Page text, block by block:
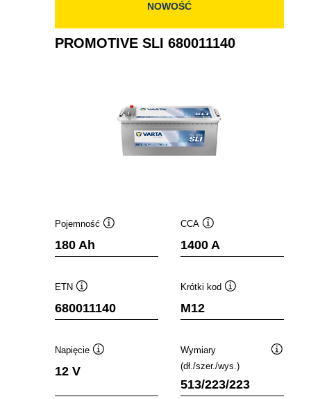
NOWOŚĆ
PROMOTIVE SLI 680011140
Pojemność
180 Ah
CCA
1400 A
ETN
680011140
Krótki kod
M12
Napięcie
12 V
Wymiary
(dł./szer./wys.)
513/223/223